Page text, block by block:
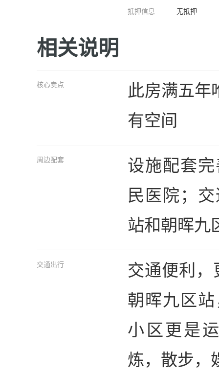
抵押信息
无抵押
相关说明
核心卖点
此房满五年
有空间
周边配套
设施配套
民医院；
站和朝晖九
交通出行
交通便利，
朝晖九区
小区更是
炼，散步，